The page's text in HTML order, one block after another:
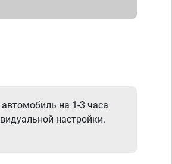
автомобиль на 1-3 часа
настройки.